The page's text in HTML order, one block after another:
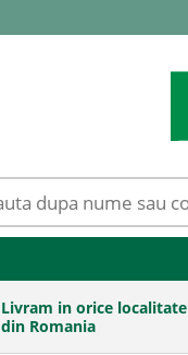
Livram in orice localitate
din Romania